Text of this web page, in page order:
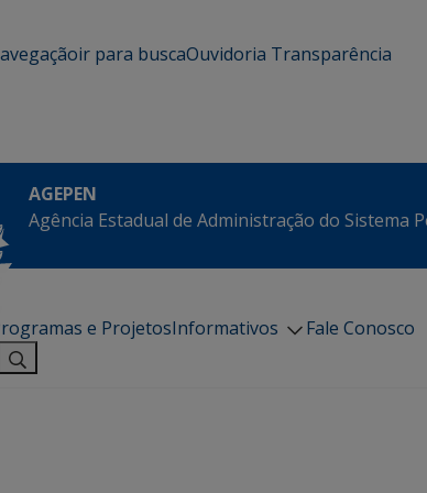
ir para buscaOuvidoria Transparência
AGEPEN
Agência Estadual de Administração do Sistema
e ProjetosInformativos
Fale Conosco